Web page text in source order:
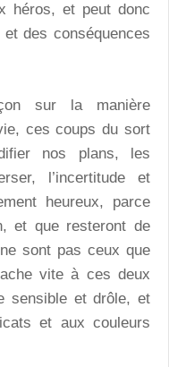
héros, et peut donc
des conséquences
sur la manière
ces coups du sort
nos plans, les
l’incertitude et
heureux, parce
et que resteront de
sont pas ceux que
vite à ces deux
sensible et drôle, et
et aux couleurs